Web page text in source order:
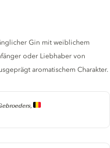
Gin mit weiblichem
oder Liebhaber von
aromatischem Charakter.